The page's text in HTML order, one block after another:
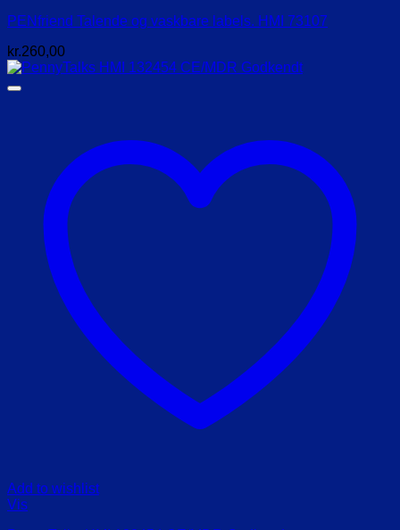
PENfriend Talende og vaskbare labels. HMI 73107
kr.260,00
Add to wishlist
Vis